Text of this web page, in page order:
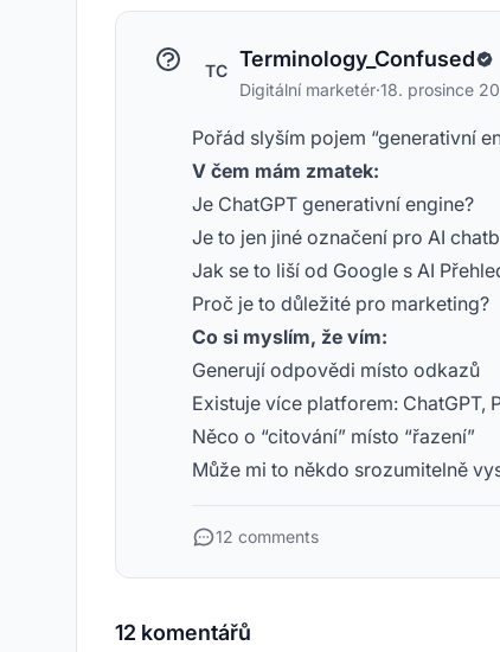
TC Terminology_Confused
Digitální marketér·18. prosince
Pořád slyším pojem “generativní
V čem mám zmatek:
Je ChatGPT generativní engine?
Je to jen jiné označení pro AI
Jak se to liší od Google s AI
Proč je to důležité pro marketing?
Co si myslím, že vím:
Generují odpovědi místo odkazů
Existuje více platforem: ChatGPT,
Něco o “citování” místo “řazení”
Může mi to někdo srozumitelně
12 comments
12 komentářů